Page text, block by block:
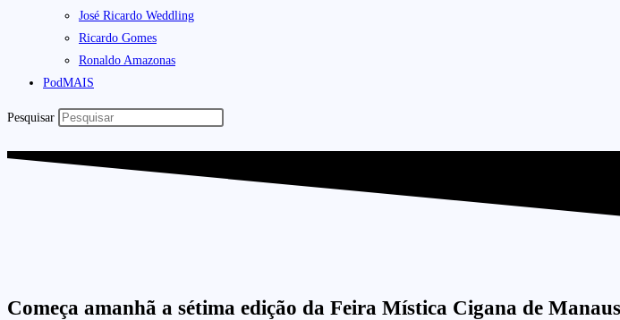
José Ricardo Weddling
Ricardo Gomes
Ronaldo Amazonas
PodMAIS
Pesquisar
Começa amanhã a sétima edição da Feira Mística Cigana de Manaus